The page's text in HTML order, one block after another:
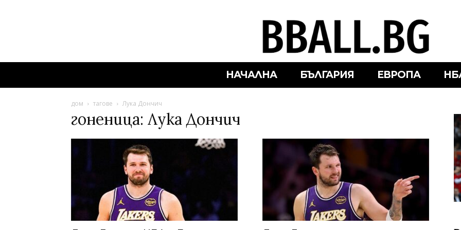
НАЧАЛНА БЪЛГАРИЯ ЕВРОПА
дом тагове Лука Дончич
гоненица: Лука Дончич